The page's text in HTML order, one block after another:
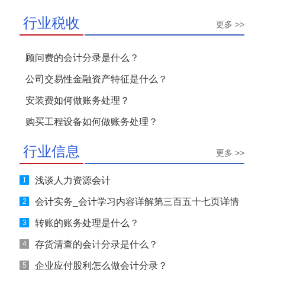
行业税收 更多 >>
顾问费的会计分录是什么？
公司交易性金融资产特征是什么？
安装费如何做账务处理？
购买工程设备如何做账务处理？
行业信息 更多 >>
1 浅谈人力资源会计
2 会计实务_会计学习内容详解第三百五十七页详情
3 转账的账务处理是什么？
4 存货清查的会计分录是什么？
5 企业应付股利怎么做会计分录？